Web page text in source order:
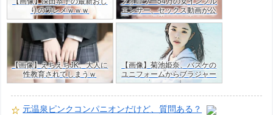
りのワレメｗｗｗ
エンサー、セックス動画が公
開！目の保養だけど羨ましす
ぎた・・ｗｗ
【画像】えちえちJK、大人に
性教育されてしまうｗ
【画像】菊池姫奈、バスケの
ユニフォームからブラジャー
はみ出すJKグラドルｗ
元温泉ピンクコンパニオンだけど、質問ある？